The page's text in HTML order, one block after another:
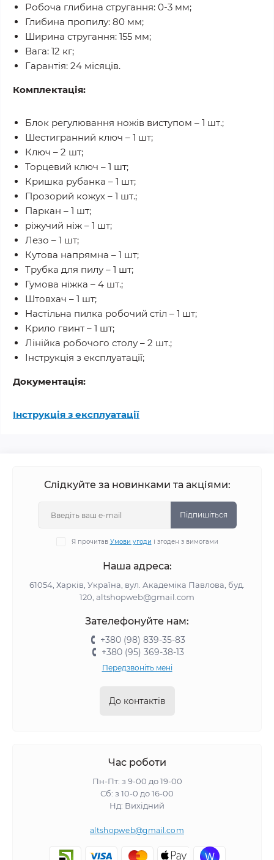
Робоча глибина стругання: 0-3 мм;
Глибина пропилу: 80 мм;
Ширина стругання: 155 мм;
Вага: 12 кг;
Гарантія: 24 місяців.
Комплектація:
Блок регулювання ножів виступом – 1 шт.;
Шестигранний ключ – 1 шт;
Ключ – 2 шт;
Торцевий ключ – 1 шт;
Кришка рубанка – 1 шт;
Прозорий кожух – 1 шт.;
Паркан – 1 шт;
ріжучий ніж – 1 шт;
Лезо – 1 шт;
Кутова напрямна – 1 шт;
Трубка для пилу – 1 шт;
Гумова ніжка – 4 шт.;
Штовхач – 1 шт;
Настільна пилка робочий стіл – 1 шт;
Крило гвинт – 1 шт;
Лінійка робочого столу – 2 шт.;
Інструкція з експлуатації;
Документація:
Інструкція з експлуатації
Слідкуйте за новинками та акціями:
Підпишіться
Я прочитав Умови угоди і згоден з вимогами
Наша адреса:
61054, Харків, Україна, вул. Академіка Павлова, буд.
120, altshopweb@gmail.com
Зателефонуйте нам:
+380 (98) 839-35-83
+380 (95) 369-38-13
Передзвоніть мені
До контактів
Час роботи
Пн-Пт: з 9-00 до 19-00
Сб: з 10-0 до 16-00
Нд: Вихідний
altshopweb@gmail.com